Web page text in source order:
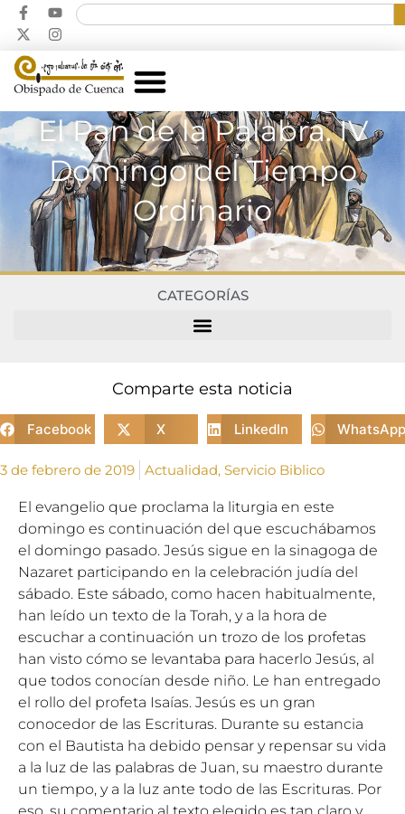
El Pan de la Palabra. IV
Domingo del Tiempo
Ordinario
CATEGORÍAS
Comparte esta noticia
Facebook X LinkedIn WhatsApp
3 de febrero de 2019 Actualidad, Servicio Biblico
El evangelio que proclama la liturgia en este
domingo es continuación del que escuchábamos
el domingo pasado. Jesús sigue en la sinagoga de
Nazaret participando en la celebración judía del
sábado. Este sábado, como hacen habitualmente,
han leído un texto de la Torah, y a la hora de
escuchar a continuación un trozo de los profetas
han visto cómo se levantaba para hacerlo Jesús, al
que todos conocían desde niño. Le han entregado
el rollo del profeta Isaías. Jesús es un gran
conocedor de las Escrituras. Durante su estancia
con el Bautista ha debido pensar y repensar su vida
a la luz de las palabras de Juan, su maestro durante
un tiempo, y a la luz ante todo de las Escrituras. Por